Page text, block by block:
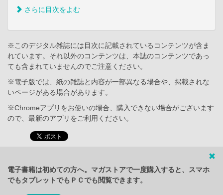
さらに目次をよむ
※このデジタル雑誌には目次に記載されているコンテンツが含ま
れています。それ以外のコンテンツは、本誌のコンテンツであっ
ても含まれていませんのでご注意ください。
※電子版では、紙の雑誌と内容が一部異なる場合や、掲載されな
いページがある場合があります。
※Chromeアプリをお使いの場合、購入できない場合がございます
ので、最新のアプリをご利用ください。
電子書籍は初めての方へ。マガストアで一度購入すると、スマホ
でもタブレットでもＰＣでも閲覧できます。